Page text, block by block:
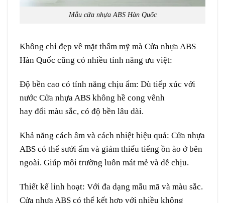
Mẫu cửa nhựa ABS Hàn Quốc
Không chỉ đẹp về mặt thẩm mỹ mà Cửa nhựa ABS
Hàn Quốc cũng có nhiều tính năng ưu việt:
Độ bền cao có tính năng chịu ẩm: Dù tiếp xúc với
nước Cửa nhựa ABS không hề cong vênh
hay đổi màu sắc, có độ bền lâu dài.
Khả năng cách âm và cách nhiệt hiệu quả: Cửa nhựa
ABS có thể sưởi ấm và giảm thiểu tiếng ồn ào ởbên
ngoài. Giúp môi trường luôn mát mẻ và dễ chịu.
Thiết kế linh hoạt: Với đa dạng mẫu mã và màu sắc.
Cửa nhựa ABS có thể kết hợp với nhiều không